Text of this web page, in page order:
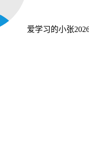
爱学习的小张